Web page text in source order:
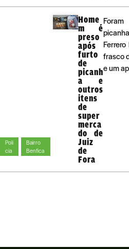
Polí
cia
Bairro
Benfica
Home
m é
preso
após
furto
de
picanh
a e
outros
itens
de
super
merca
do de
Juiz
de
Fora
frasco
e um